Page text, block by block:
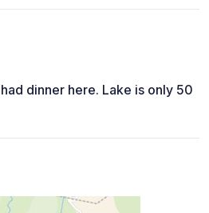
dinner here. Lake is only 50